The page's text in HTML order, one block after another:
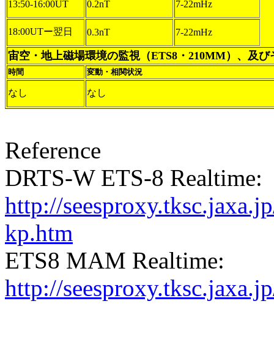
13:50-16:00UT 0.2nT 7-22mHz
18:00UTー翌日 0.3nT 7-22mHz
宙空・地上磁場環境の監視（ETS8・210MM）、及び
時間 変動・相関状況
なし なし
Reference
DRTS-W ETS-8 Realtime:
http://
kp.htm
ETS8 MAM Realtime:
http://